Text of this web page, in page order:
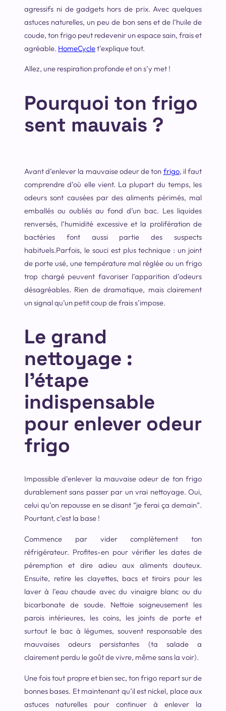
agressifs ni de gadgets hors de prix. Avec quelques
astuces naturelles, un peu de bon sens et de l’huile de
coude, ton frigo peut redevenir un espace sain, frais et
agréable. HomeCyclet’explique tout.
Allez, une respiration profonde et on s’y met !
Pourquoi ton frigo
sent mauvais ?
Avant d’enlever la mauvaise odeur de ton frigo, il faut
comprendre d’où elle vient. La plupart du temps, les
odeurs sont causées par des aliments périmés, mal
emballés ou oubliés au fond d’un bac. Les liquides
renversés, l’humidité excessive et la prolifération de
bactéries font aussi partie des suspects
habituels.Parfois, le souci est plus technique : un joint
de porte usé, une température mal réglée ou un frigo
trop chargé peuvent favoriser l’apparition d’odeurs
désagréables. Rien de dramatique, mais clairement
un signal qu’un petit coup de frais s’impose.
Le grand
nettoyage :
l’étape
indispensable
pour enlever odeur
frigo
Impossible d’enlever la mauvaise odeur de ton frigo
durablement sans passer par un vrai nettoyage. Oui,
celui qu’on repousse en se disant “je ferai ça demain”.
Pourtant, c’est la base !
Commence par vider complètement ton
réfrigérateur. Profites-en pour vérifier les dates de
péremption et dire adieu aux aliments douteux.
Ensuite, retire les clayettes, bacs et tiroirs pour les
laver à l’eau chaude avec du vinaigre blanc ou du
bicarbonate de soude. Nettoie soigneusement les
parois intérieures, les coins, les joints de porte et
surtout le bac à légumes, souvent responsable des
mauvaises odeurs persistantes (ta salade a
clairement perdu le goût de vivre, même sans la voir).
Une fois tout propre et bien sec, ton frigo repart sur de
bonnes bases. Et maintenant qu’il est nickel, place aux
astuces naturelles pour continuer à enlever la